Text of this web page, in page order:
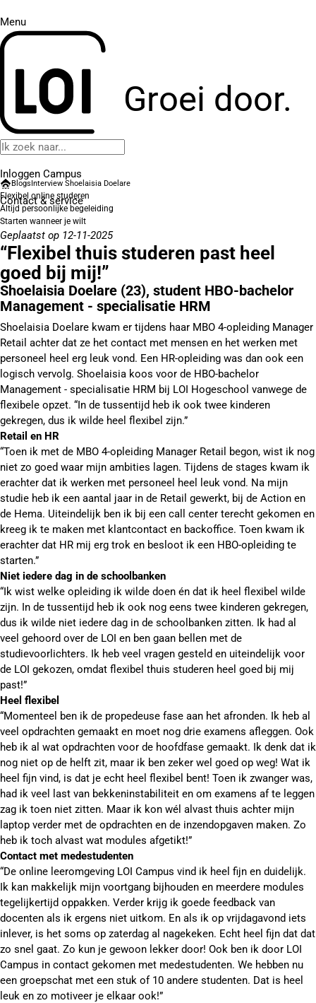
Menu
Groei door.
Inloggen Campus
Contact& service
BlogsInterview Shoelaisia Doelare
Flexibel online studeren
Altijd persoonlijke begeleiding
Starten wanneer je wilt
Geplaatst op 12-11-2025
“Flexibel thuis studeren past heel
goed bij mij!”
Shoelaisia Doelare (23), student HBO-bachelor
Management - specialisatie HRM
Shoelaisia Doelare kwam er tijdens haar MBO 4-opleiding Manager
Retail achter dat ze het contact met mensen en het werken met
personeel heel erg leuk vond. Een HR-opleiding was dan ook een
logisch vervolg. Shoelaisia koos voor de HBO-bachelor
Management - specialisatie HRM bij LOI Hogeschool vanwege de
flexibele opzet. “In de tussentijd heb ik ook twee kinderen
gekregen, dus ik wilde heel flexibel zijn.”
Retail en HR
“Toen ik met de MBO 4-opleiding Manager Retail begon, wist ik nog
niet zo goed waar mijn ambities lagen. Tijdens de stages kwam ik
erachter dat ik werken met personeel heel leuk vond. Na mijn
studie heb ik een aantal jaar in de Retail gewerkt, bij de Action en
de Hema. Uiteindelijk ben ik bij een call center terecht gekomen en
kreeg ik te maken met klantcontact en backoffice. Toen kwam ik
erachter dat HR mij erg trok en besloot ik een HBO-opleiding te
starten.”
Niet iedere dag in de schoolbanken
“Ik wist welke opleiding ik wilde doen én dat ik heel flexibel wilde
zijn. In de tussentijd heb ik ook nog eens twee kinderen gekregen,
dus ik wilde niet iedere dag in de schoolbanken zitten. Ik had al
veel gehoord over de LOI en ben gaan bellen met de
studievoorlichters. Ik heb veel vragen gesteld en uiteindelijk voor
de LOI gekozen, omdat flexibel thuis studeren heel goed bij mij
past!”
Heel flexibel
“Momenteel ben ik de propedeuse fase aan het afronden. Ik heb al
veel opdrachten gemaakt en moet nog drie examens afleggen. Ook
heb ik al wat opdrachten voor de hoofdfase gemaakt. Ik denk dat ik
nog niet op de helft zit, maar ik ben zeker wel goed op weg! Wat ik
heel fijn vind, is dat je echt heel flexibel bent! Toen ik zwanger was,
had ik veel last van bekkeninstabiliteit en om examens af te leggen
zag ik toen niet zitten. Maar ik kon wél alvast thuis achter mijn
laptop verder met de opdrachten en de inzendopgaven maken. Zo
heb ik toch alvast wat modules afgetikt!”
Contact met medestudenten
“De online leeromgeving LOI Campus vind ik heel fijn en duidelijk.
Ik kan makkelijk mijn voortgang bijhouden en meerdere modules
tegelijkertijd oppakken. Verder krijg ik goede feedback van
docenten als ik ergens niet uitkom. En als ik op vrijdagavond iets
inlever, is het soms op zaterdag al nagekeken. Echt heel fijn dat dat
zo snel gaat. Zo kun je gewoon lekker door! Ook ben ik door LOI
Campus in contact gekomen met medestudenten. We hebben nu
een groepschat met een stuk of 10 andere studenten. Dat is heel
leuk en zo motiveer je elkaar ook!”